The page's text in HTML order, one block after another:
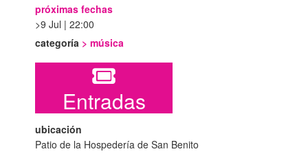
categoría >música
Entradas
próximas fechas
9 Jul | 22:00
ubicación
Patio de la Hospedería de San Benito